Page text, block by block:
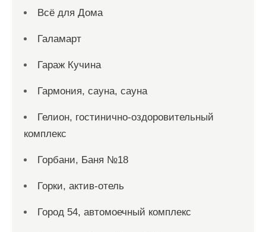
Всё для Дома
Галамарт
Гараж Кучина
Гармония, сауна, сауна
Гелион, гостинично-оздоровительный
комплекс
Горбани, Баня №18
Горки, актив-отель
Город 54, автомоечный комплекс